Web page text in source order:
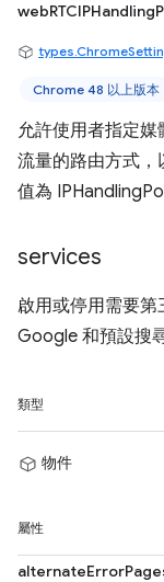
Chrome 48 以上版本
允許使用者指定
流量的路由方式，
值為
services
啟用或停用需要第
Google 和預設搜
類型
物件
屬性